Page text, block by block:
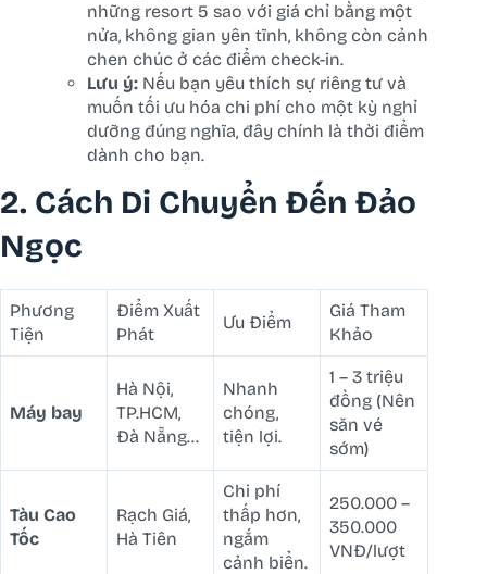
những resort 5 sao với giá chỉ bằng một
nửa, không gian yên tĩnh, không còn cảnh
chen chúc ở các điểm check-in.
Lưu ý: Nếu bạn yêu thích sự riêng tư và
muốn tối ưu hóa chi phí cho một kỳ nghỉ
dưỡng đúng nghĩa, đây chính là thời điểm
dành cho bạn.
2. Cách Di Chuyển Đến Đảo
Ngọc
Phương
Tiện
Điểm Xuất
Phát
Ưu Điểm
Giá Tham
Khảo
Máy bay
Hà Nội,
TP.HCM,
Đà Nẵng…
Nhanh
chóng,
tiện lợi.
1 – 3 triệu
đồng (Nên
săn vé
sớm)
Tàu Cao
Tốc
Rạch Giá,
Hà Tiên
Chi phí
thấp hơn,
ngắm
cảnh biển.
250.000 –
350.000
VNĐ/lượt